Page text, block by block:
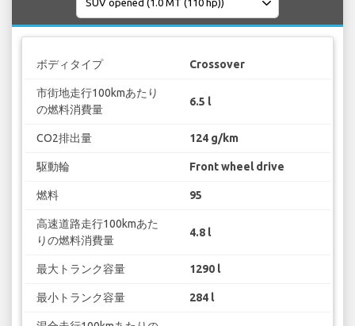
ボディタイプ Crossover
市街地走行100kmあたり
の燃料消費量
6.5 l
CO2排出量 124 g/km
駆動輪 Front wheel drive
燃料 95
高速道路走行100kmあた
りの燃料消費量
4.8 l
最大トランク容量 1290 l
最小トランク容量 284 l